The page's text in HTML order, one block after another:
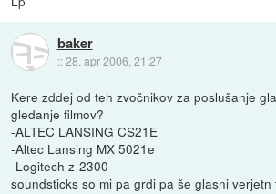
baker
::28. apr 2006, 21:27
Kere zddej od teh zvočnikov za poslušanje
gledanje filmov?
-ALTEC LANSING CS21E
-Altec Lansing MX 5021e
-Logitech z-2300
soundsticks so mi pa grdi pa še glasni